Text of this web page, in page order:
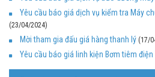
Yêu cầu báo giá dịch vụ kiểm tra Máy
(23/04/2024)
Mời tham gia đấu giá hàng thanh lý (17/
Yêu cầu báo giá linh kiện Bơm tiêm điện